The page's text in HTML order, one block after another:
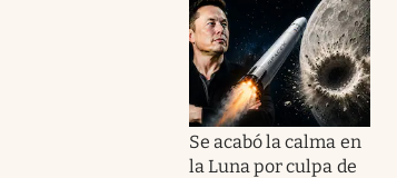
Se acabó la calma en
la Luna por culpa de